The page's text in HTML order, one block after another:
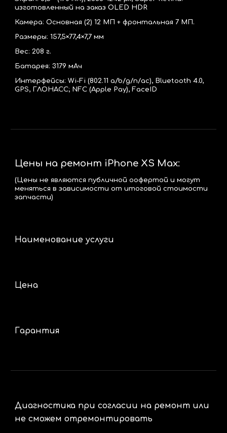
изготовленный на заказ OLED HDR
Камера: Основная (2) 12 МП + фронтальная 7 МП.
Размеры:157,5×77,4×7,7 мм
Вес:208 г.
Батарея:3179 мАч
Интерфейсы: Wi-Fi (802.11 a/b/g/n/ac), Bluetooth 4.0,
GPS, ГЛОНАСС; NFC (Apple Pay), FaceID
Цены на ремонт iPhone XS Max:
(Цены не являются публичной оофертой и могут
меняться в зависимости от итоговой стоимости
запчасти)
Наименование услуги
Цена
Гарантия
Диагностика при согласии на ремонт или
не сможем отремонтировать